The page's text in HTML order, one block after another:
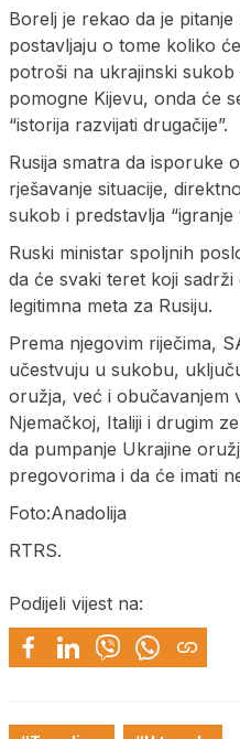
Borelj je rekao da je
postavljaju o tome koliko
potroši na ukrajinski
pomogne Kijevu, onda će
“istorija razvijati drugačije”.
Rusija smatra da isporuke
rješavanje situacije,
sukob i predstavlja “igranje
Ruski ministar spoljnih
da će svaki teret koji
legitimna meta za Rusiju.
Prema njegovim riječima,
učestvuju u sukobu,
oružja, već i obučavanjem
Njemačkoj, Italiji i drugim
da pumpanje Ukrajine
pregovorima i da će imati
Foto:Anadolija
RTRS.
Podijeli vijest na: